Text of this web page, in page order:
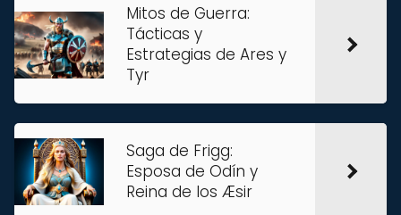
Mitos de Guerra:
Tácticas y
Estrategias de Ares y
Tyr
Saga de Frigg:
Esposa de Odín y
Reina de los Æsir